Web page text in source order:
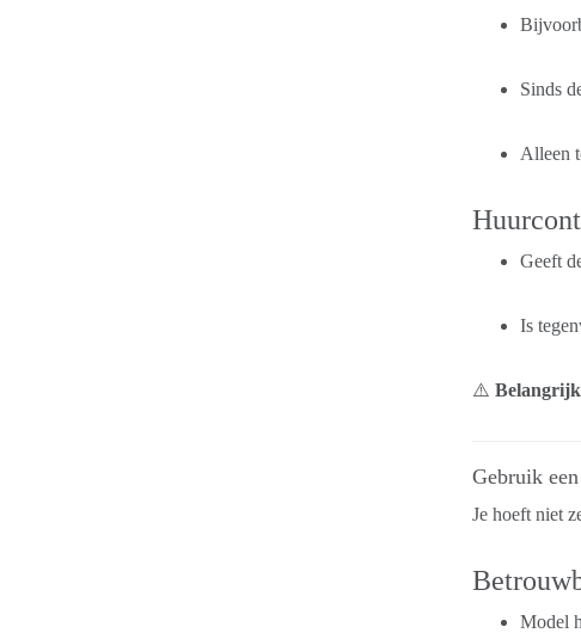
Sinds
Alleen
Geeft
Is
⚠️
Gebruik
Je hoeft niet
Model